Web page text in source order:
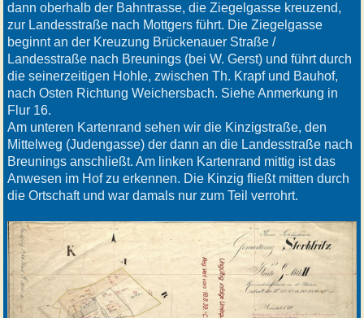
dann oberhalb der Bahntrasse, die Ziegelgasse kreuzend,
zur Landesstraße nach Mottgers führt. Die Ziegelgasse
beginnt an der Kreuzung Brückenauer Straße /
Landesstraße nach Breunings (bei W. Gerst) und führt durch
die seinerzeitigen Hohle, zwischen Th. Krapf und Bauhof,
nach Osten Richtung Weichersbach. Siehe Anmerkung in
Flur 16.
Am unteren Kartenrand sehen wir die Kinzigstraße, den
Mittelweg (Judengasse) der dann an die Landesstraße nach
Breunings anschließt. Am linken Kartenrand mittig ist das
Anwesen im Hof zu erkennen. Die Kinzig fließt mitten durch
die Ortschaft und war damals nur zum Teil verrohrt.